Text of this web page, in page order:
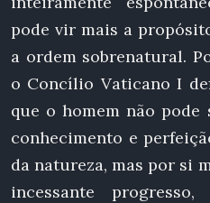
pode vir mais a
a ordem sobrenatural.
o Concílio Vaticano I
que o homem não pode
conhecimento e
da natureza, mas por si
incessante